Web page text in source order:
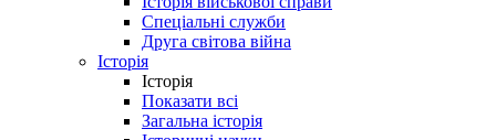
Спеціальні служби
Друга світова війна
Історія
Історія
Показати всі
Загальна історія